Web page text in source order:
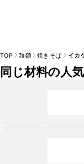
TOP 麺類 焼きそば イカ
同じ材料の人